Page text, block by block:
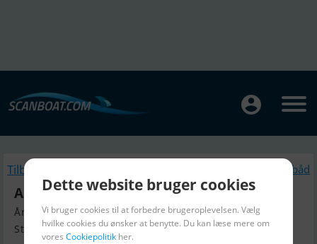
Tilbage Lignende Motorbåd
Askeladden P70
Årgang 2025, Motorbåd til salg
Står Klar i Showroomet, Danmark
Dette website bruger cookies
Vi bruger cookies til at forbedre brugeroplevelsen. Vælg
hvilke cookies du ønsker at benytte. Du kan læse mere om
vores Cookiepolitik her.